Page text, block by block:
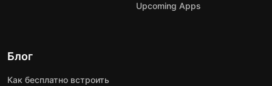
Upcoming Apps
Блог
Как бесплатно встроить